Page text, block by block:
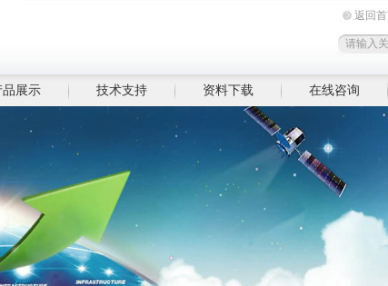
返回
品展示 技术支持 资料下载 在线咨询